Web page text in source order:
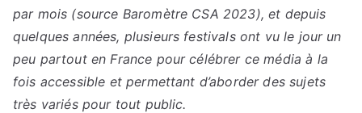
par mois (source Baromètre CSA 2023), et depuis
quelques années, plusieurs festivals ont vu le jour un
peu partout en France pour célébrer ce média à la
fois accessible et permettant d’aborder des sujets
très variés pour tout public.